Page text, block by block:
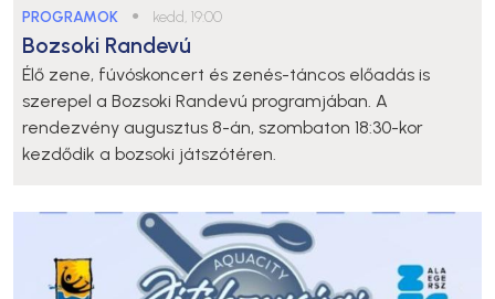
PROGRAMOK ● kedd, 19:00
Bozsoki Randevú
Élő zene, fúvóskoncert és zenés-táncos előadás is
szerepel a Bozsoki Randevú programjában. A
rendezvény augusztus 8-án, szombaton 18:30-kor
kezdődik a bozsoki játszótéren.